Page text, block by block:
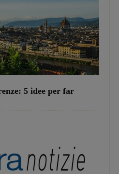
5 idee per far